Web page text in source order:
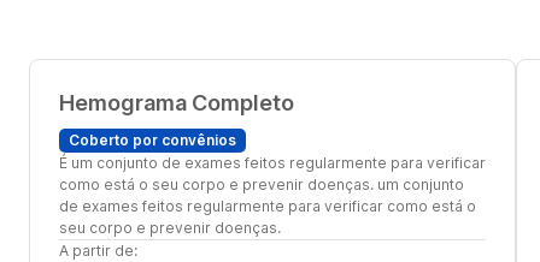
Hemograma Completo
Coberto por convênios
É um conjunto de exames feitos regularmente para verificar
como está o seu corpo e prevenir doenças. um conjunto
de exames feitos regularmente para verificar como está o
seu corpo e prevenir doenças.
A partir de: